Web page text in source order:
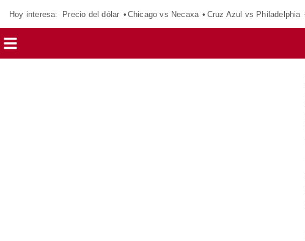
Hoy interesa: Precio del dólar Chicago vs Necaxa Cruz Azul vs Philadelphia